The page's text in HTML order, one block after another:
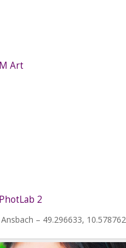
Art
2
– 49.296633, 10.578762